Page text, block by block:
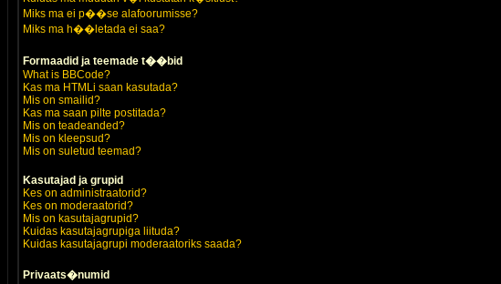
Miks ma ei p��se alafoorumisse?
Miks ma h��letada ei saa?
Formaadid ja teemade t��bid
What is BBCode?
Kas ma HTMLi saan kasutada?
Mis on smailid?
Kas ma saan pilte postitada?
Mis on teadeanded?
Mis on kleepsud?
Mis on suletud teemad?
Kasutajad ja grupid
Kes on administraatorid?
Kes on moderaatorid?
Mis on kasutajagrupid?
Kuidas kasutajagrupiga liituda?
Kuidas kasutajagrupi moderaatoriks saada?
Privaats�numid